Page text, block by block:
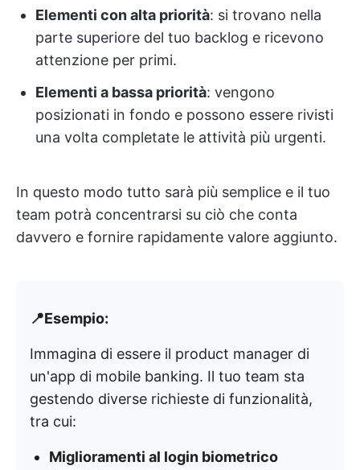
Elementi con alta priorità: si trovano nella
parte superiore del tuo backlog e ricevono
attenzione per primi.
Elementi a bassa priorità: vengono
posizionati in fondo e possono essere rivisti
una volta completate le attività più urgenti.
In questo modo tutto sarà più semplice e il tuo
team potrà concentrarsi su ciò che conta
davvero e fornire rapidamente valore aggiunto.
📍Esempio:
Immagina di essere il product manager di
un'app di mobile banking. Il tuo team sta
gestendo diverse richieste di funzionalità,
tra cui:
Miglioramenti al login biometrico